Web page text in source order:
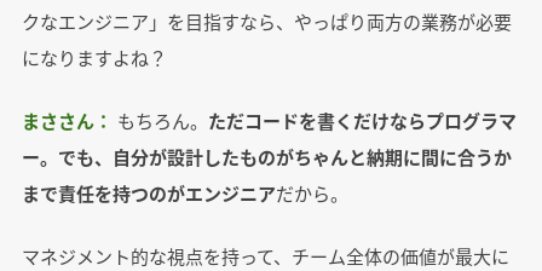
クなエンジニア」を目指すなら、やっぱり両方の業務が必要
になりますよね？
まささん： もちろん。 ただコードを書くだけならプログラマ
ー。でも、自分が設計したものがちゃんと納期に間に合うか
まで責任を持つのがエンジニアだから。
マネジメント的な視点を持って、チーム全体の価値が最大に